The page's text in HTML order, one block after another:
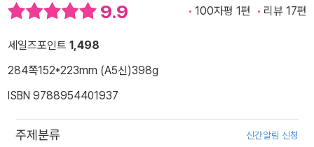
9.9 100자평 1편 리뷰 17편
세일즈포인트 1,498
284쪽152*223mm (A5신)398g
ISBN 9788954401937
주제분류 신간알림 신청